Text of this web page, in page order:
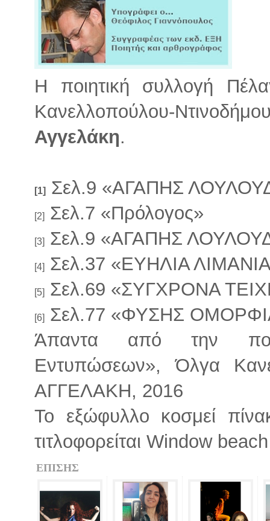
Η ποιητική συλλογή
Κανελλοπούλου-
Αγγελάκη.
[1] Σελ.9 «ΑΓΑΠΗΣ
[2] Σελ.7 «Πρόλογος»
[3] Σελ.9 «ΑΓΑΠΗΣ
[4] Σελ.37 «ΕΥΗΛΙΑ
[5] Σελ.69 «ΣΥΓΧΡΟΝΑ
[6] Σελ.77 «ΦΥΣΗΣ
Άπαντα από την
Εντυπώσεων», Όλγα
ΑΓΓΕΛΑΚΗ, 2016
Το εξώφυλλο κοσμεί
τιτλοφορείται Window
ΕΠΙΣΗΣ